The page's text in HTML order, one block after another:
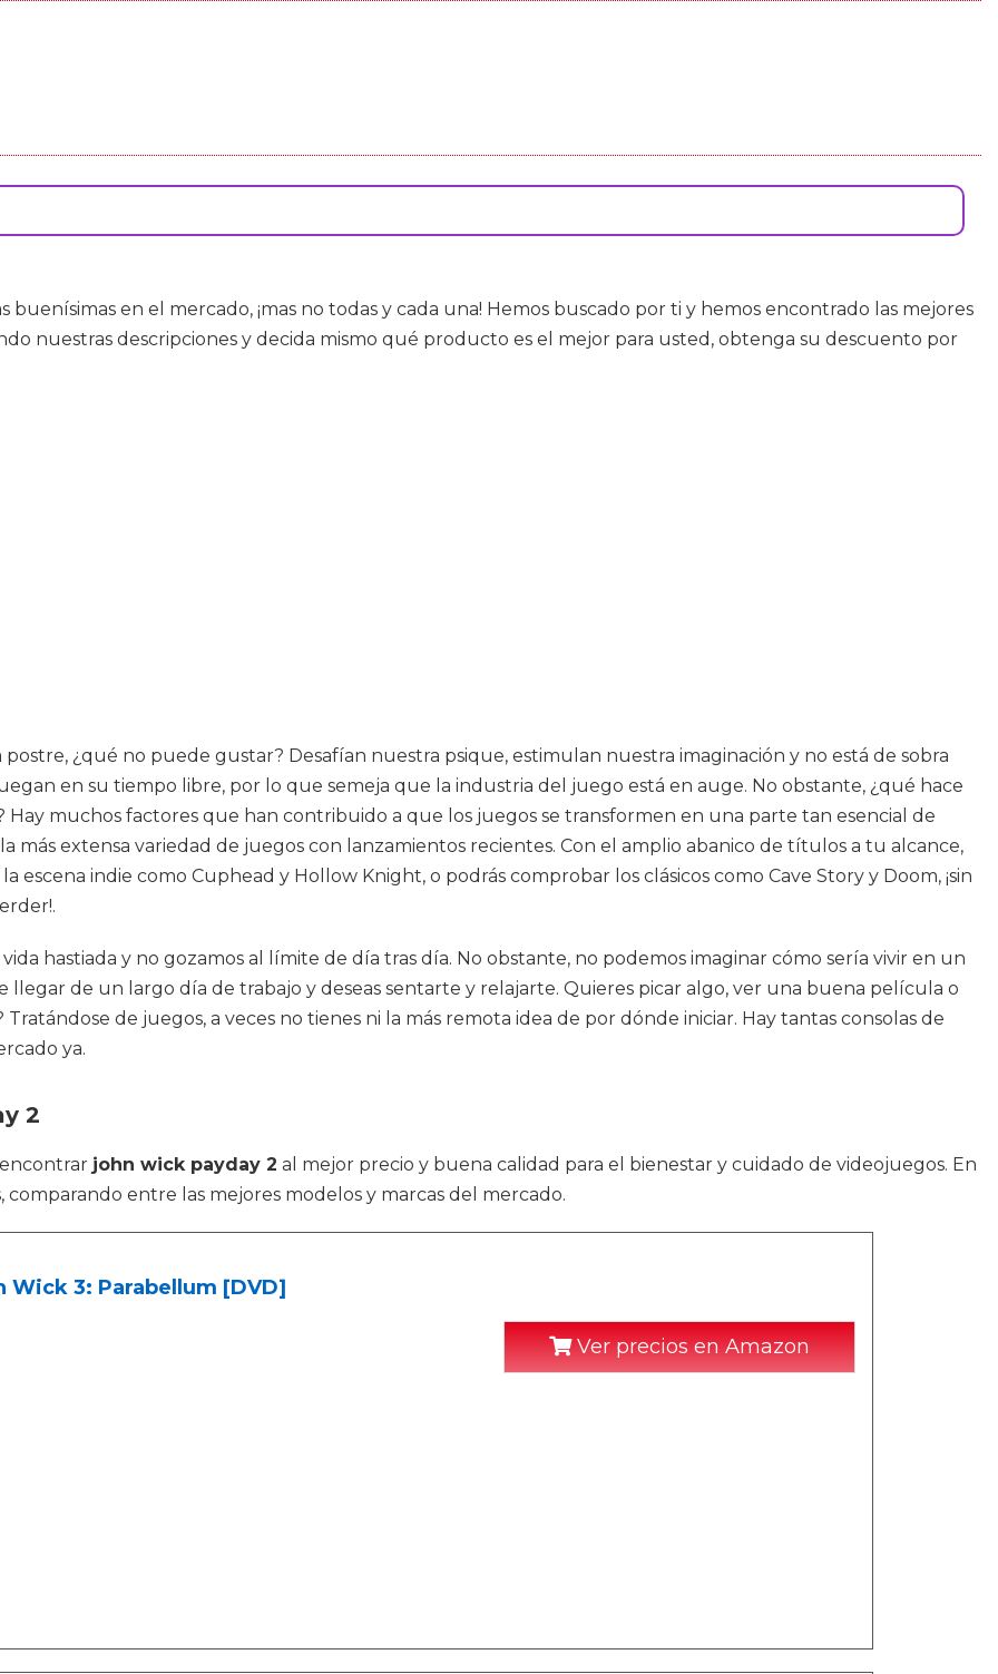
buenísimas en el mercado, ¡mas no todas y cada una! Hemos buscado por ti y hemos encontrado las mejores
nuestras descripciones y decida mismo qué producto es el mejor para usted, obtenga su descuento por
¿qué no puede gustar? Desafían nuestra psique, estimulan nuestra imaginación y no está de sobra
en su tiempo libre, por lo que semeja que la industria del juego está en auge. No obstante, ¿qué hace
Hay muchos factores que han contribuido a que los juegos se transformen en una parte tan esencial de
más extensa variedad de juegos con lanzamientos recientes. Con el amplio abanico de títulos a tu alcance,
escena indie como Cuphead y Hollow Knight, o podrás comprobar los clásicos como Cave Story y Doom, ¡sin
hastiada y no gozamos al límite de día tras día. No obstante, no podemos imaginar cómo sería vivir en un
de un largo día de trabajo y deseas sentarte y relajarte. Quieres picar algo, ver una buena película o
de juegos, a veces no tienes ni la más remota idea de por dónde iniciar. Hay tantas consolas de
ya.
2
john wick payday 2 al mejor precio y buena calidad para el bienestar y cuidado de videojuegos. En
entre las mejores modelos y marcas del mercado.
Wick 3: Parabellum [DVD]
Ver precios en Amazon